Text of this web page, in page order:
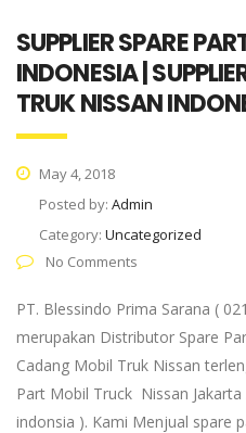
SUPPLIER SPARE
INDONESIA |
TRUK NISSAN
May 4, 2018
Posted by: Admin
Category: Uncategorized
No Comments
PT. Blessindo Prima Sarana (
merupakan Distributor Spare
Cadang Mobil Truk Nissan
Part Mobil Truck Nissan
indonsia ). Kami Menjual spare